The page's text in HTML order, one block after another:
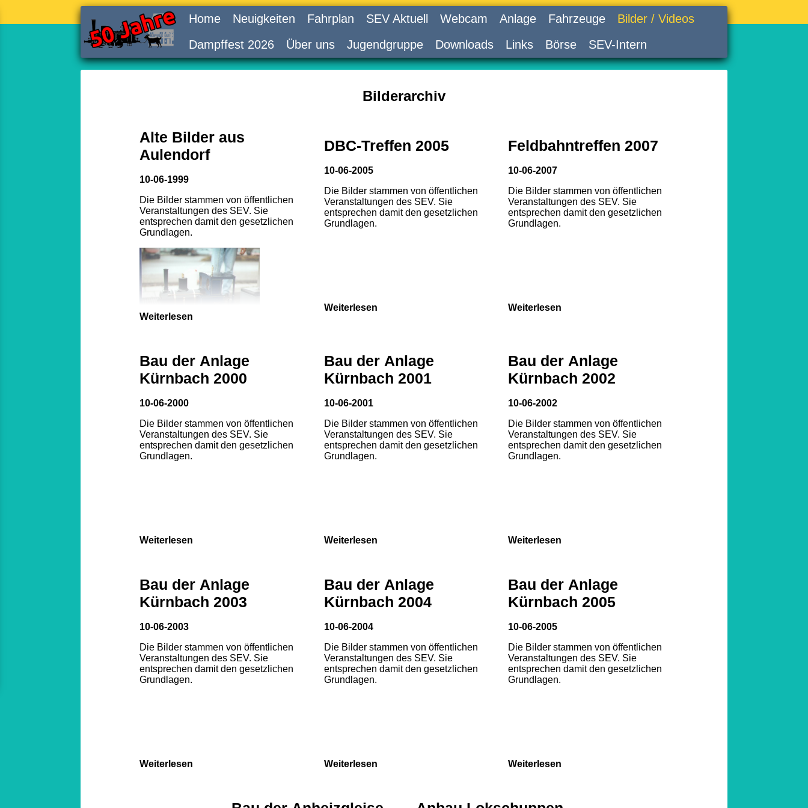
Home Neuigkeiten Fahrplan SEV Aktuell Webcam Anlage Fahrzeuge
Bilder / Videos
Dampffest 2026
Über uns Jugendgruppe Downloads Links Börse SEV-Intern
Bilderarchiv
Alte Bilder aus
Aulendorf
10-06-1999
Die Bilder stammen von öffentlichen
Veranstaltungen des SEV. Sie
entsprechen damit den gesetzlichen
Grundlagen.
Weiterlesen
DBC-Treffen 2005
10-06-2005
Die Bilder stammen von öffentlichen
Veranstaltungen des SEV. Sie
entsprechen damit den gesetzlichen
Grundlagen.
Weiterlesen
Feldbahntreffen 2007
10-06-2007
Die Bilder stammen von öffentlichen
Veranstaltungen des SEV. Sie
entsprechen damit den gesetzlichen
Grundlagen.
Weiterlesen
Bau der Anlage
Kürnbach 2000
10-06-2000
Die Bilder stammen von öffentlichen
Veranstaltungen des SEV. Sie
entsprechen damit den gesetzlichen
Grundlagen.
Weiterlesen
Bau der Anlage
Kürnbach 2001
10-06-2001
Die Bilder stammen von öffentlichen
Veranstaltungen des SEV. Sie
entsprechen damit den gesetzlichen
Grundlagen.
Weiterlesen
Bau der Anlage
Kürnbach 2002
10-06-2002
Die Bilder stammen von öffentlichen
Veranstaltungen des SEV. Sie
entsprechen damit den gesetzlichen
Grundlagen.
Weiterlesen
Bau der Anlage
Kürnbach 2003
10-06-2003
Die Bilder stammen von öffentlichen
Veranstaltungen des SEV. Sie
entsprechen damit den gesetzlichen
Grundlagen.
Weiterlesen
Bau der Anlage
Kürnbach 2004
10-06-2004
Die Bilder stammen von öffentlichen
Veranstaltungen des SEV. Sie
entsprechen damit den gesetzlichen
Grundlagen.
Weiterlesen
Bau der Anlage
Kürnbach 2005
10-06-2005
Die Bilder stammen von öffentlichen
Veranstaltungen des SEV. Sie
entsprechen damit den gesetzlichen
Grundlagen.
Weiterlesen